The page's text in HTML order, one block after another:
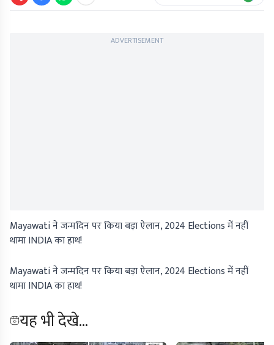
ADVERTISEMENT
Mayawati ने जन्मदिन पर किया बड़ा ऐलान, 2024 Elections में नहीं
थामा INDIA का हाथ!
Mayawati ने जन्मदिन पर किया बड़ा ऐलान, 2024 Elections में नहीं
थामा INDIA का हाथ!
यह भी देखे...